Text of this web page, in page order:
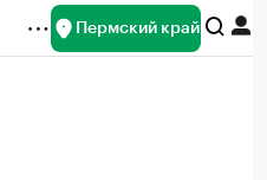
Пермский край